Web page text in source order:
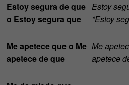
Estoy segura de que
o Estoy segura que
Estoy
*Estoy
Me apetece que o Me
apetece de que
Me
apetece